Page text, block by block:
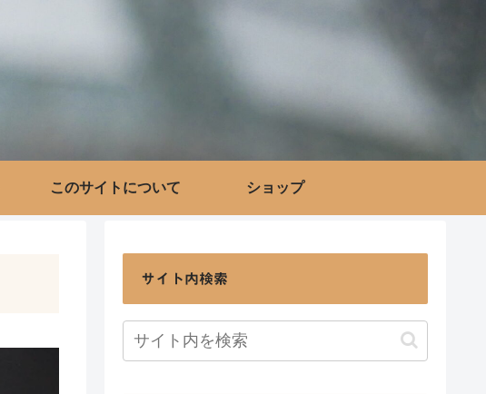
このサイトについて ショップ
サイト内検索